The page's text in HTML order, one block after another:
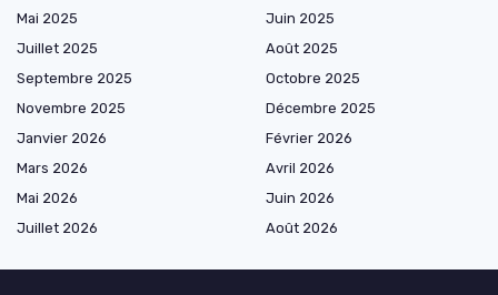
Mai 2025
Juin 2025
Juillet 2025
Août 2025
Septembre 2025
Octobre 2025
Novembre 2025
Décembre 2025
Janvier 2026
Février 2026
Mars 2026
Avril 2026
Mai 2026
Juin 2026
Juillet 2026
Août 2026